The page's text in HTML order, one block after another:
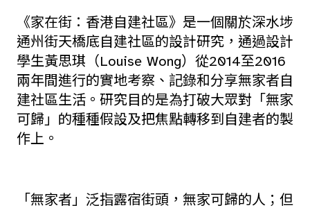
《家在街：香港自建社區》是一個關於深水埗
通州街天橋底自建社區的設計研究，通過設計
學生黃思琪（Louise Wong）從2014至2016
兩年間進行的實地考察、記錄和分享無家者自
建社區生活。研究目的是為打破大眾對「無家
可歸」的種種假設及把焦點轉移到自建者的製
作上。
「無家者」泛指露宿街頭，無家可歸的人；但